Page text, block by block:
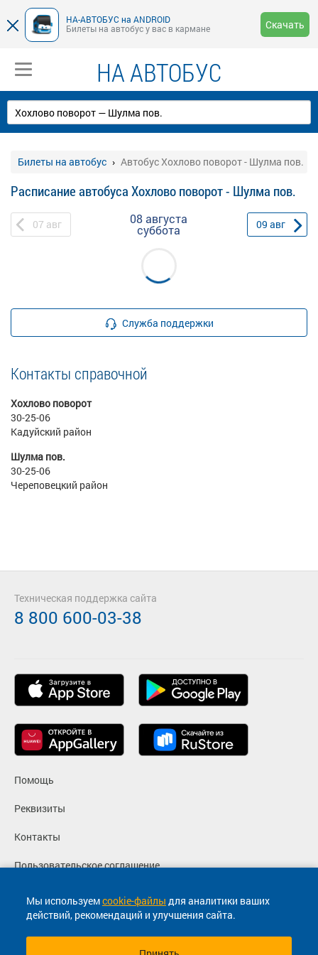
НА-АВТОБУС на ANDROID
Билеты на автобус у вас в кармане
Скачать
НА АВТОБУС
Билеты на автобус Автобус Хохлово поворот - Шулма пов.
Расписание автобуса Хохлово поворот - Шулма пов.
07 авг 08 августа
суббота 09 авг
Служба поддержки
Контакты справочной
Хохлово поворот
30-25-06
Кадуйский район
Шулма пов.
30-25-06
Череповецкий район
Мы используемcookie-файлы для аналитики ваших
действий, рекомендаций и улучшения сайта.
Помощь
Реквизиты
Контакты
Пользовательское соглашение
Политика конфиденциальности
Согласие на маркетинговые сообщения
Техническая поддержка сайта
8 800 600-03-38